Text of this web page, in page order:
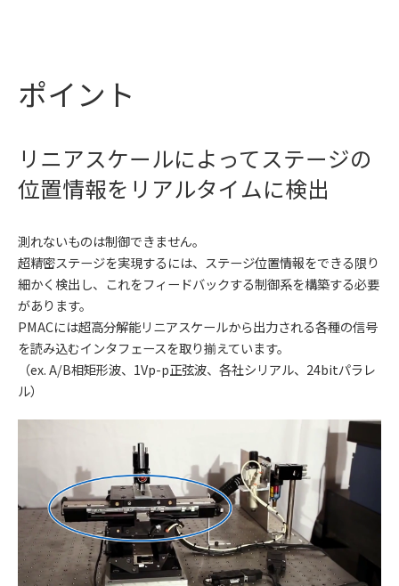
ポイント
リニアスケールによってステージの
位置情報をリアルタイムに検出
測れないものは制御できません。
超精密ステージを実現するには、ステージ位置情報をできる限り
細かく検出し、これをフィードバックする制御系を構築する必要
があります。
PMACには超高分解能リニアスケールから出力される各種の信号
を読み込むインタフェースを取り揃えています。
（ex. A/B相矩形波、1Vp-p正弦波、各社シリアル、24bitパラレ
ル）